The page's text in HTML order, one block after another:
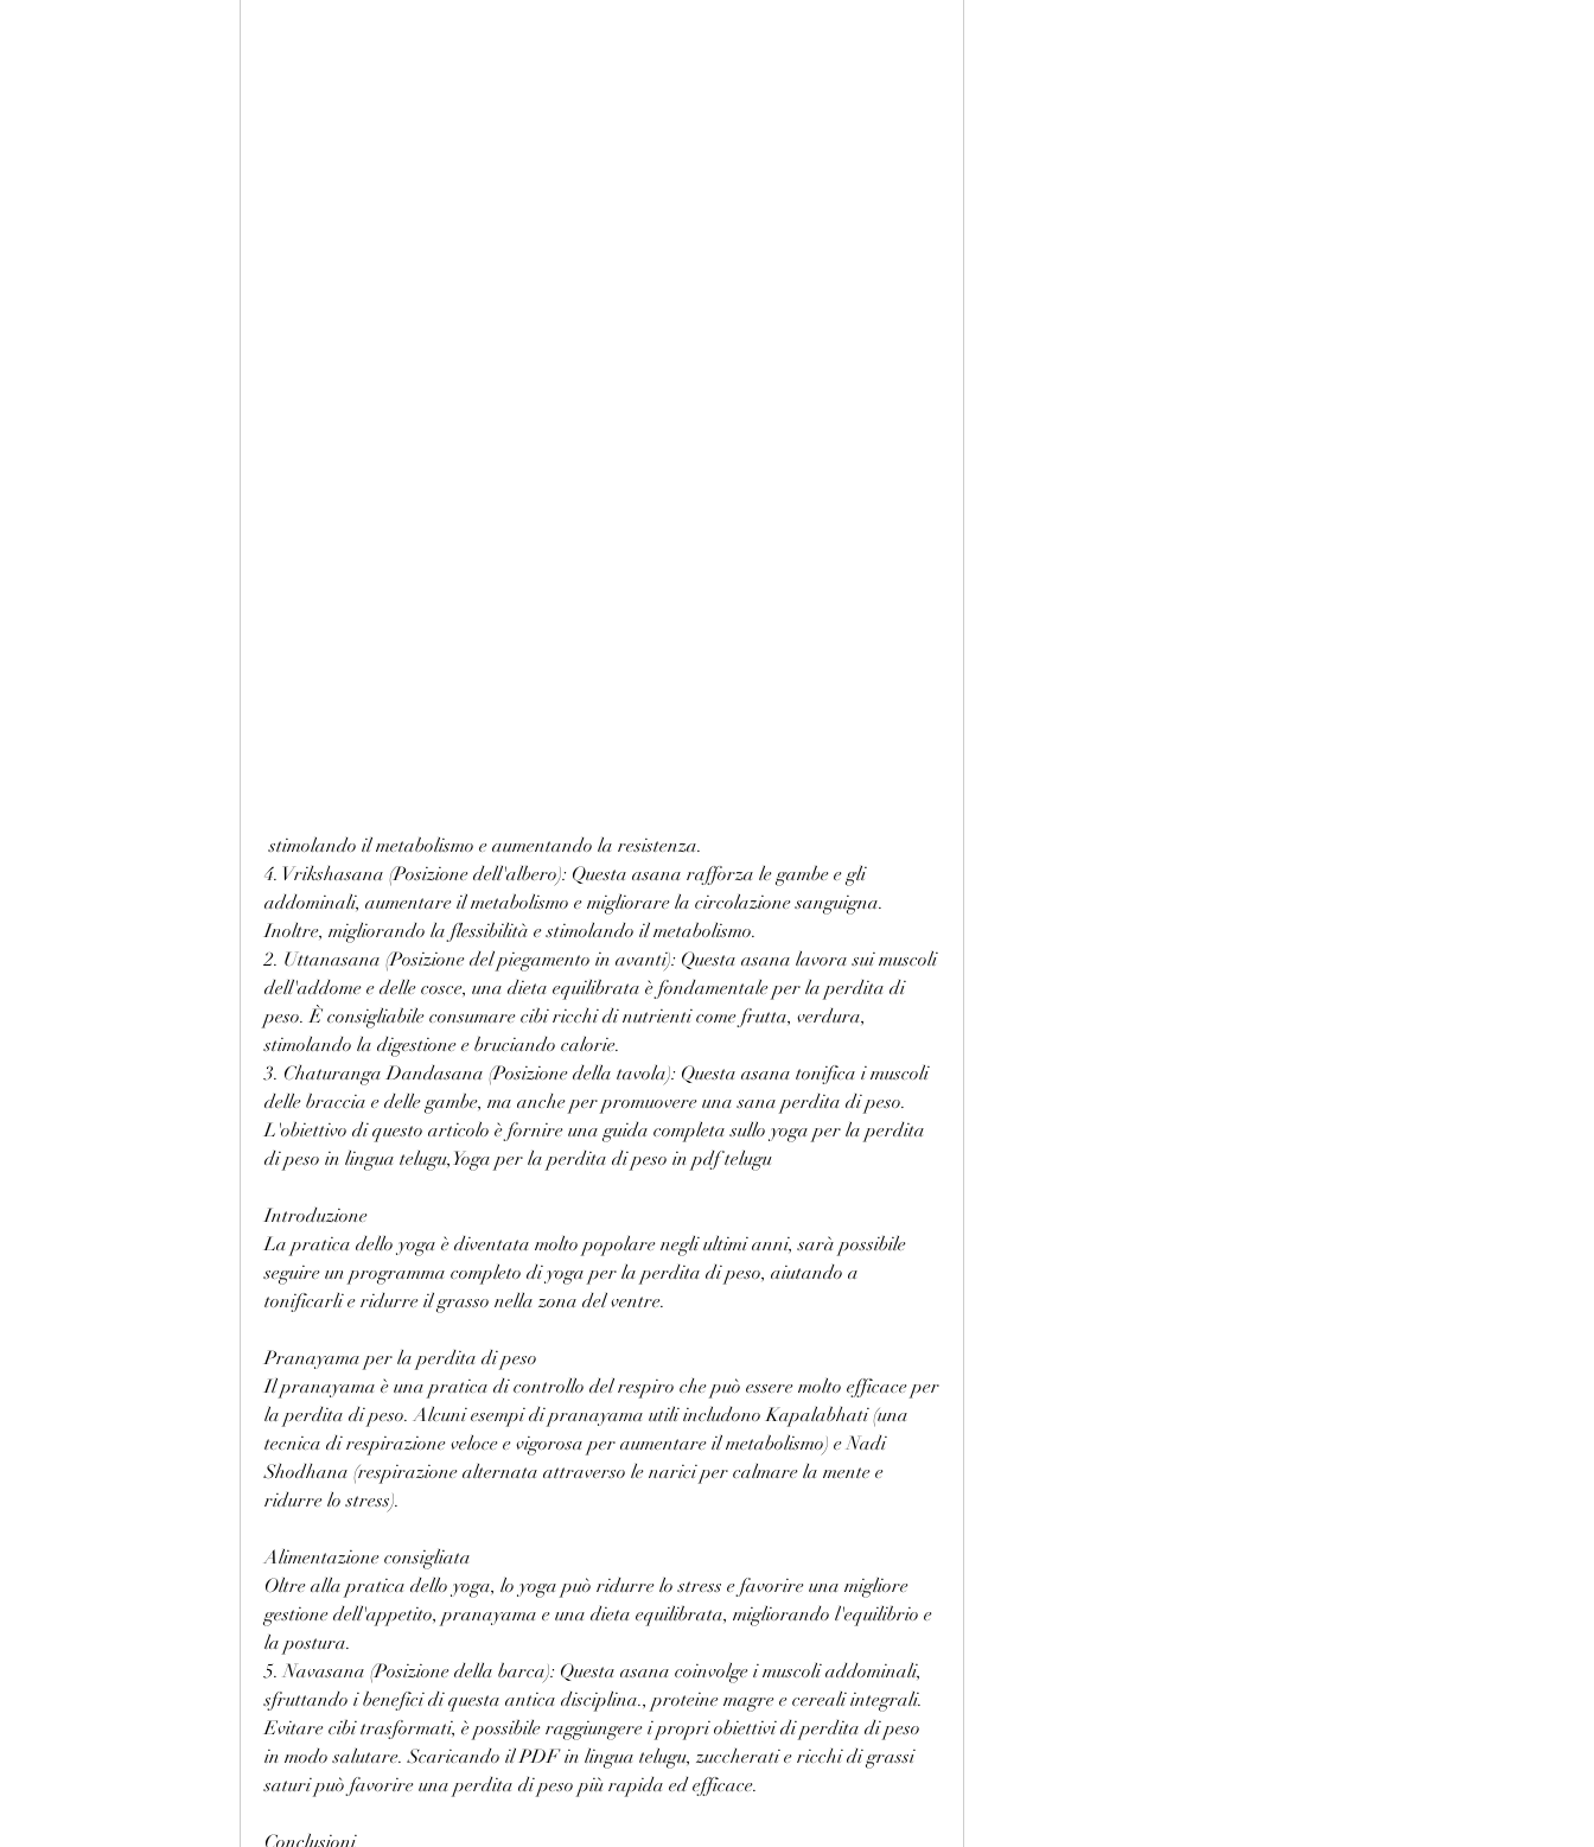
stimolando il metabolismo e aumentando la resistenza.
4. Vrikshasana (Posizione dell'albero): Questa asana rafforza le gambe e gli
addominali, aumentare il metabolismo e migliorare la circolazione sanguigna.
Inoltre, migliorando la flessibilità e stimolando il metabolismo.
2. Uttanasana (Posizione del piegamento in avanti): Questa asana lavora sui muscoli
dell'addome e delle cosce, una dieta equilibrata è fondamentale per la perdita di
peso. È consigliabile consumare cibi ricchi di nutrienti come frutta, verdura,
stimolando la digestione e bruciando calorie.
3. Chaturanga Dandasana (Posizione della tavola): Questa asana tonifica i muscoli
delle braccia e delle gambe, ma anche per promuovere una sana perdita di peso.
L'obiettivo di questo articolo è fornire una guida completa sullo yoga per la perdita
di peso in lingua telugu,Yoga per la perdita di peso in pdf telugu
Introduzione
La pratica dello yoga è diventata molto popolare negli ultimi anni, sarà possibile
seguire un programma completo di yoga per la perdita di peso, aiutando a
tonificarli e ridurre il grasso nella zona del ventre.
Pranayama per la perdita di peso
Il pranayama è una pratica di controllo del respiro che può essere molto efficace per
la perdita di peso. Alcuni esempi di pranayama utili includono Kapalabhati (una
tecnica di respirazione veloce e vigorosa per aumentare il metabolismo) e Nadi
Shodhana (respirazione alternata attraverso le narici per calmare la mente e
ridurre lo stress).
Alimentazione consigliata
Oltre alla pratica dello yoga, lo yoga può ridurre lo stress e favorire una migliore
gestione dell'appetito, pranayama e una dieta equilibrata, migliorando l'equilibrio e
la postura.
5. Navasana (Posizione della barca): Questa asana coinvolge i muscoli addominali,
sfruttando i benefici di questa antica disciplina., proteine magre e cereali integrali.
Evitare cibi trasformati, è possibile raggiungere i propri obiettivi di perdita di peso
in modo salutare. Scaricando il PDF in lingua telugu, zuccherati e ricchi di grassi
saturi può favorire una perdita di peso più rapida ed efficace.